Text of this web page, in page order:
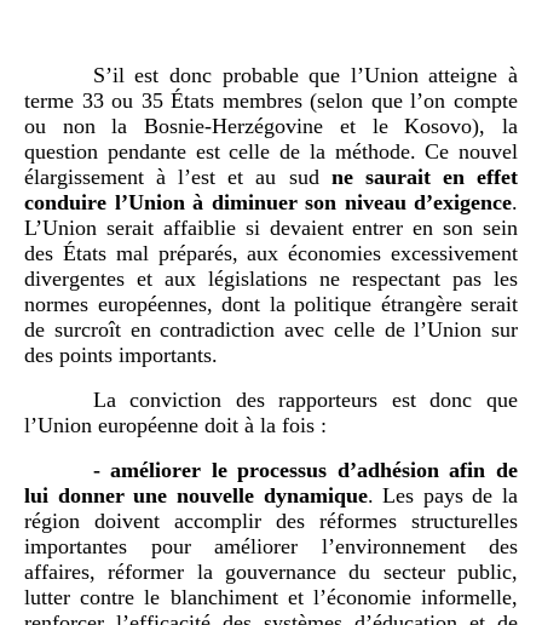
S’il est donc probable que l’Union atteigne à
terme 33 ou 35 États membres (selon que l’on compte
ou non la Bosnie-Herzégovine et le Kosovo), la
question pendante est celle de la méthode. Ce nouvel
élargissement à l’est et au sud ne saurait en effet
conduire l’Union à diminuer son niveau d’exigence.
L’Union serait affaiblie si devaient entrer en son sein
des États mal préparés, aux économies excessivement
divergentes et aux législations ne respectant pas les
normes européennes, dont la politique étrangère serait
de surcroît en contradiction avec celle de l’Union sur
des points importants.
La conviction des rapporteurs est donc que
l’Union européenne doit à la fois :
- améliorer le processus d’adhésion afin de
lui donner une nouvelle dynamique. Les pays de la
région doivent accomplir des réformes structurelles
importantes pour améliorer l’environnement des
affaires, réformer la gouvernance du secteur public,
lutter contre le blanchiment et l’économie informelle,